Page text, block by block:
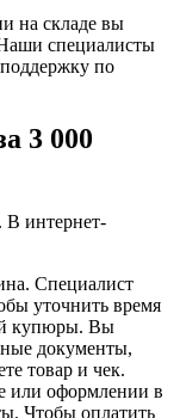
на складе вы
специалисты
по
3 000
В интернет-
Специалист
уточнить время
купюры. Вы
документы,
товар и чек.
или оформлении в
Чтобы оплатить